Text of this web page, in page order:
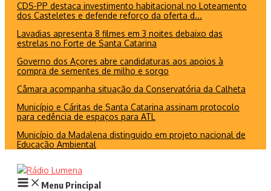
CDS-PP destaca investimento habitacional no Loteamento
dos Casteletes e defende reforço da oferta d...
Lavadias apresenta 8 filmes em 3 noites debaixo das
estrelas no Forte de Santa Catarina
Governo dos Açores abre candidaturas aos apoios à
compra de sementes de milho e sorgo
Câmara acompanha situação da Conservatória da Calheta
Município e Cáritas de Santa Catarina assinam protocolo
para cedência de espaços para ATL
Município da Madalena distinguido em projeto nacional de
Educação Ambiental
Menu Principal